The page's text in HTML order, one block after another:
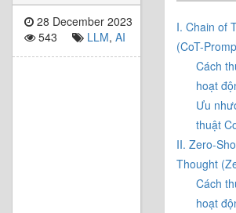
28 December 2023
543
LLM, AI
I. Chain of
(CoT-
Cách
hoạt
Ưu
thuật
II. Zero-
Thought
Cách
hoạt